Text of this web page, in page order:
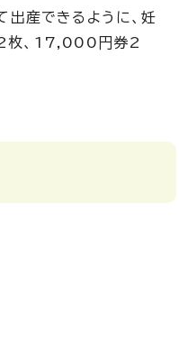
出産できるように、妊
枚、17,000円券2